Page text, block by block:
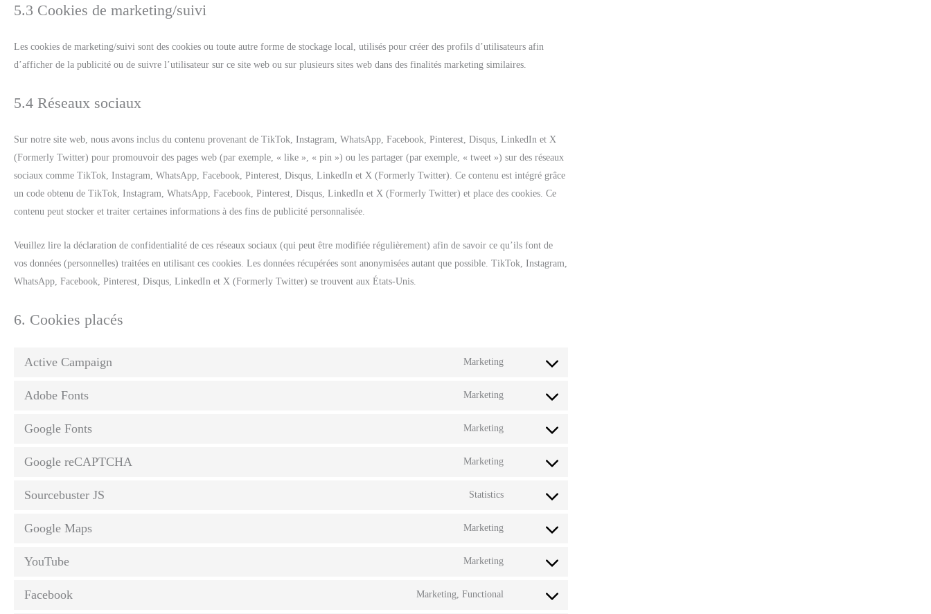
5.3 Cookies de marketing/suivi
Les cookies de marketing/suivi sont des cookies ou toute autre forme de stockage local, utilisés pour créer des profils d’utilisateurs afin
d’afficher de la publicité ou de suivre l’utilisateur sur ce site web ou sur plusieurs sites web dans des finalités marketing similaires.
5.4 Réseaux sociaux
Sur notre site web, nous avons inclus du contenu provenant de TikTok, Instagram, WhatsApp, Facebook, Pinterest, Disqus, LinkedIn et X
(Formerly Twitter) pour promouvoir des pages web (par exemple, « like », « pin ») ou les partager (par exemple, « tweet ») sur des réseaux
sociaux comme TikTok, Instagram, WhatsApp, Facebook, Pinterest, Disqus, LinkedIn et X (Formerly Twitter). Ce contenu est intégré grâce
un code obtenu de TikTok, Instagram, WhatsApp, Facebook, Pinterest, Disqus, LinkedIn et X (Formerly Twitter) et place des cookies. Ce
contenu peut stocker et traiter certaines informations à des fins de publicité personnalisée.
Veuillez lire la déclaration de confidentialité de ces réseaux sociaux (qui peut être modifiée régulièrement) afin de savoir ce qu’ils font de
vos données (personnelles) traitées en utilisant ces cookies. Les données récupérées sont anonymisées autant que possible. TikTok, Instagram,
WhatsApp, Facebook, Pinterest, Disqus, LinkedIn et X (Formerly Twitter) se trouvent aux États-Unis.
6. Cookies placés
Active Campaign Marketing
Adobe Fonts Marketing
Google Fonts Marketing
Google reCAPTCHA Marketing
Sourcebuster JS Statistics
Google Maps Marketing
YouTube Marketing
Facebook Marketing, Functional